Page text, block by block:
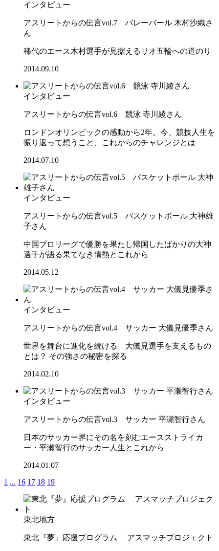
インタビュー
アスリートからの伝言vol.7 バレーバール 木村沙織さ
ん
稀代のエース木村選手が見据えるリオ五輪への道のり
2014.09.10
インタビュー
アスリートからの伝言vol.6 競泳 寺川綾さん
ロンドンオリンピックの感動から2年。今、競技人生を
振り返って想うこと、これからのチャレンジとは
2014.07.10
インタビュー
アスリートからの伝言vol.5 バスケットボール 大神雄
子さん
中国プロリーグで優勝を果たし帰国したばかりの大神
選手が語る果てなき情熱とこれから
2014.05.12
インタビュー
アスリートからの伝言vol.4 サッカー 大儀見優季さん
世界を舞台に進化を続ける 大儀見選手を支えるもの
とは？ その強さの秘密を探る
2014.02.10
インタビュー
アスリートからの伝言vol.3 サッカー 平瀬智行さん
日本のサッカー界にその名を刻むエースストライカ
ー・平瀬智行のサッカー人生とこれから
2014.01.07
1 ... 16 17 18 19
東北地方
東北『夢』応援プログラム アスマッチプロジェクト